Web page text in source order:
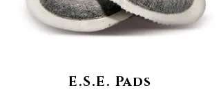
E.S.E. Pads